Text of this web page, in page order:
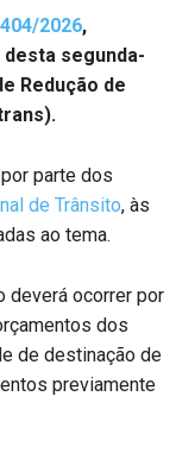
2026,
desta segunda-
Redução de
parte dos
de Trânsito, às
ao tema.
deverá ocorrer por
dos
de destinação de
previamente